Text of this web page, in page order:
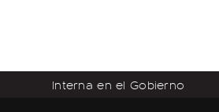
Interna en el Gobierno